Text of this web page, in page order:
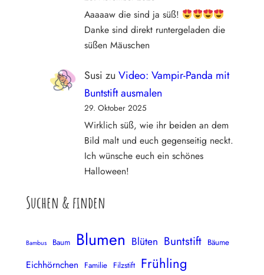
Aaaaaw die sind ja süß!
Danke sind direkt runtergeladen die
süßen Mäuschen
Susi zu Video: Vampir-Panda mit
Buntstift ausmalen
29. Oktober 2025
Wirklich süß, wie ihr beiden an dem
Bild malt und euch gegenseitig neckt.
Ich wünsche euch ein schönes
Halloween!
Suchen & finden
Bambus Baum Blumen Blüten Buntstift Bäume
Eichhörnchen Familie Filzstift Frühling